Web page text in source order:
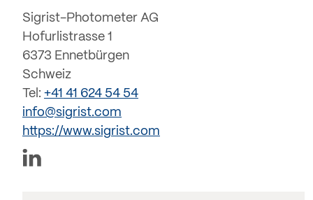
Sigrist-Photometer AG
Hofurlistrasse 1
6373 Ennetbürgen
Schweiz
Tel: +41 41 624 54 54
info@sigrist.com
https://www.sigrist.com